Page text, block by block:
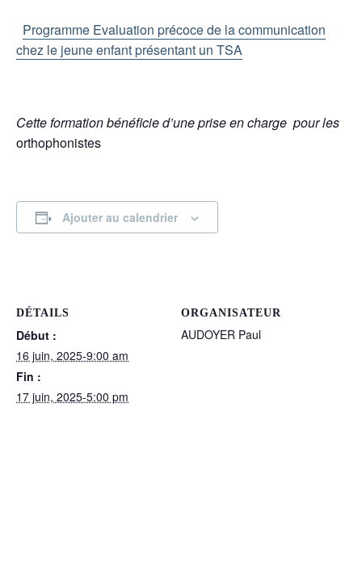
Programme Evaluation précoce de la communication
chez le jeune enfant présentant un TSA
Cette formation bénéficie d’une prise en charge pour les
orthophonistes
Ajouter au calendrier
DÉTAILS
Début :
16 juin, 2025-9:00 am
Fin :
17 juin, 2025-5:00 pm
ORGANISATEUR
AUDOYER Paul